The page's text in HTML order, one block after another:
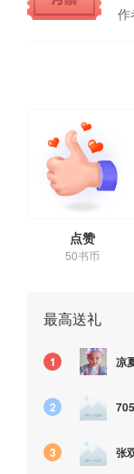
作
点赞
50书币
最高送礼
1 凉
2
3 张